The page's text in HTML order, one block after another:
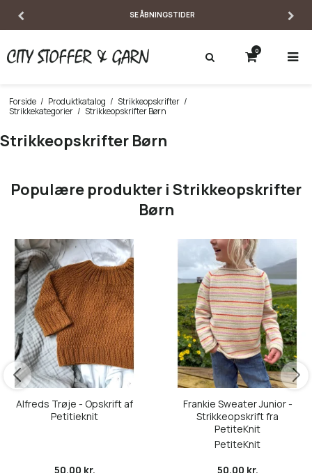
EKSPERTISE &
0
Forside / Produktkatalog / Strikkeopskrifter /
Strikkekategorier / Strikkeopskrifter Børn
Strikkeopskrifter Børn
Populære produkter i Strikkeopskrifter
Børn
Alfreds Trøje - Opskrift af
Petitieknit
50,00 kr.
Frankie Sweater Junior -
Strikkeopskrift fra
PetiteKnit
PetiteKnit
50,00 kr.